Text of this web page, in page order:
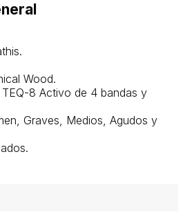
Wood.
TEQ-8 Activo de 4 bandas y
Graves, Medios, Agudos y